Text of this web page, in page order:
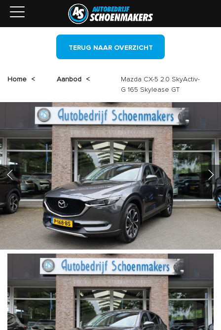
TERUG NAAR OVERZICHT
Home < Aanbod <
Mazda CX-5 2.0 SkyActiv-
G 165 Skylease GT